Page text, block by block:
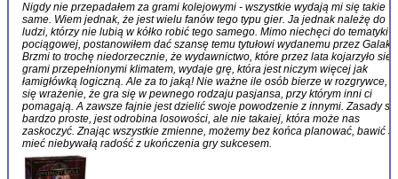
Nigdy nie przepadałem za grami kolejowymi - wszystkie wydają mi się takie
same. Wiem jednak, że jest wielu fanów tego typu gier. Ja jednak należę do
ludzi, którzy nie lubią w kółko robić tego samego. Mimo niechęci do tematyki
pociągowej, postanowiłem dać szansę temu tytułowi wydanemu przez
Brzmi to trochę niedorzecznie, że wydawnictwo, które przez lata kojarzyło sie
grami przepełnionymi klimatem, wydaje grę, która jest niczym więcej jak
łamigłówką logiczną. Ale za to jaką! Nie ważne ile osób bierze w rozgrywce,
się wrażenie, że gra się w pewnego rodzaju pasjansa, przy którym inni ci
pomagają. A zawsze fajnie jest dzielić swoje powodzenie z innymi. Zasady są
bardzo proste, jest odrobina losowości, ale nie takaiej, która może nas
zaskoczyć. Znając wszystkie zmienne, możemy bez końca planować, bawić
mieć niebywałą radość z ukończenia gry sukcesem.